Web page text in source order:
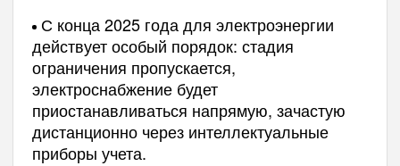
С конца 2025 года для электроэнергии
действует особый порядок: стадия
ограничения пропускается,
электроснабжение будет
приостанавливаться напрямую, зачастую
дистанционно через интеллектуальные
приборы учета.